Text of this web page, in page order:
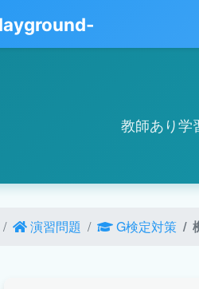
教師あり学
演習問題 G検定対策